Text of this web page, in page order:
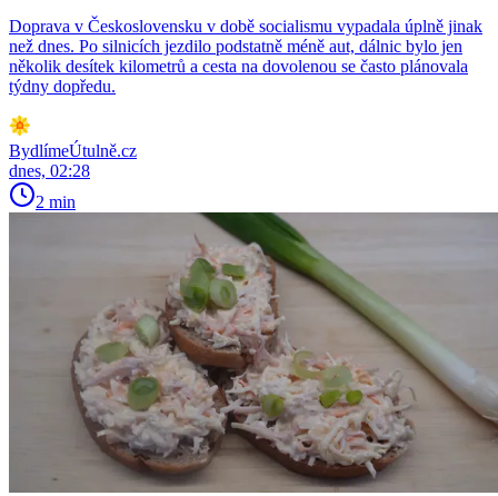
Doprava v Československu v době socialismu vypadala úplně jinak
než dnes. Po silnicích jezdilo podstatně méně aut, dálnic bylo jen
několik desítek kilometrů a cesta na dovolenou se často plánovala
týdny dopředu.
BydlímeÚtulně.cz
dnes, 02:28
2 min